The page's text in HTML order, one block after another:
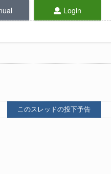
Login
このスレッドの投下予告